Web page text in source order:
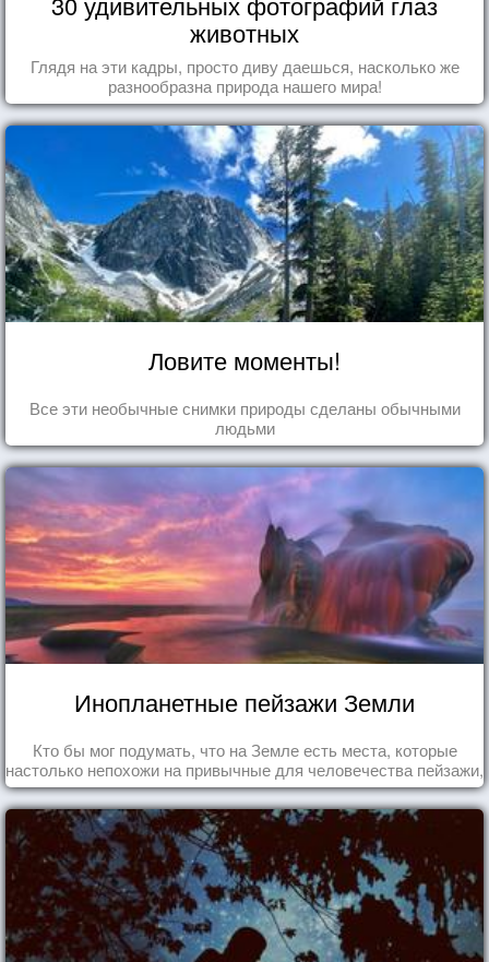
животных
Глядя на эти кадры, просто диву даешься, насколько же
разнообразна природа нашего мира!
Ловите моменты!
Все эти необычные снимки природы сделаны обычными
людьми
Инопланетные пейзажи Земли
Кто бы мог подумать, что на Земле есть места, которые
настолько непохожи на привычные для человечества пейзажи,
что кажутся и вовсе инопланетными!